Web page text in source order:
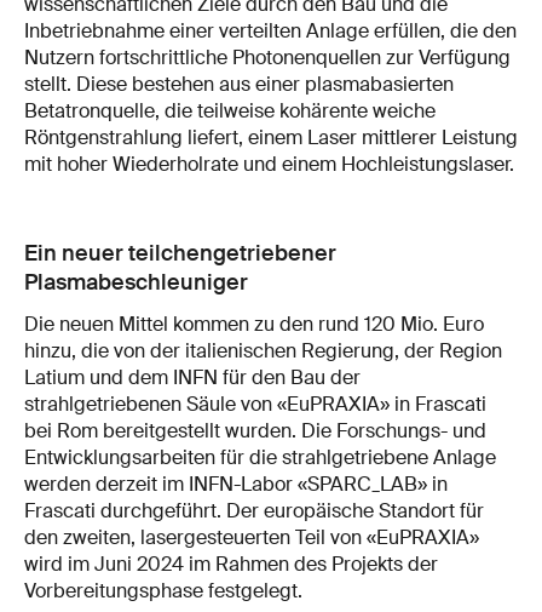
Inbetriebnahme einer verteilten Anlage erfüllen, die den
Nutzern fortschrittliche Photonenquellen zur Verfügung
stellt. Diese bestehen aus einer plasmabasierten
Betatronquelle, die teilweise kohärente weiche
Röntgenstrahlung liefert, einem Laser mittlerer Leistung
mit hoher Wiederholrate und einem Hochleistungslaser.
Ein neuer teilchengetriebener
Plasmabeschleuniger
Die neuen Mittel kommen zu den rund 120 Mio. Euro
hinzu, die von der italienischen Regierung, der Region
Latium und dem INFN für den Bau der
strahlgetriebenen Säule von «EuPRAXIA» in Frascati
bei Rom bereitgestellt wurden. Die Forschungs- und
Entwicklungsarbeiten für die strahlgetriebene Anlage
werden derzeit im INFN-Labor «SPARC_LAB» in
Frascati durchgeführt. Der europäische Standort für
den zweiten, lasergesteuerten Teil von «EuPRAXIA»
wird im Juni 2024 im Rahmen des Projekts der
Vorbereitungsphase festgelegt.